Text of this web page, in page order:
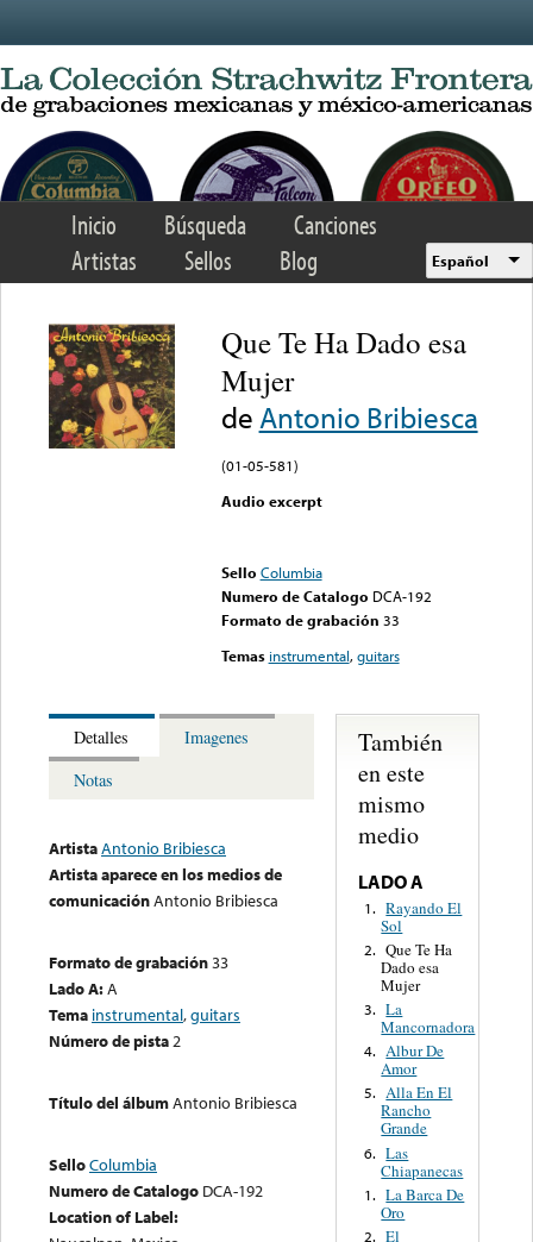
Inicio Búsqueda
Canciones
Artistas
Sellos Blog Español
Que Te Ha Dado esa
Mujer
de Antonio Bribiesca
(01-05-581)
Audio excerpt
Sello Columbia
Numero de Catalogo DCA-192
Formato de grabación 33
Temas instrumental,guitars
Detalles
Imagenes
Notas
ArtistaAntonio Bribiesca
Artista aparece en los medios de
comunicaciónAntonio Bribiesca
Formato de grabación33
Lado A:A
Tema instrumental,guitars
Número de pista2
Título del álbumAntonio Bribiesca
SelloColumbia
Numero de Catalogo DCA-192
Location of Label:
También
en este
mismo
medio
LADO A
1. Rayando El
Sol
2. Que Te Ha
Dado esa
Mujer
3. La
Mancornadora
4. Albur De
Amor
5. Alla En El
Rancho
Grande
6. Las
Chiapanecas
1. La Barca De
Oro
2. El